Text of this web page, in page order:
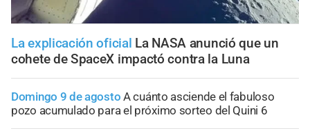
La explicación oficial La NASA anunció que un
cohete de SpaceX impactó contra la Luna
Domingo 9 de agosto A cuánto asciende el fabuloso
pozo acumulado para el próximo sorteo del Quini 6